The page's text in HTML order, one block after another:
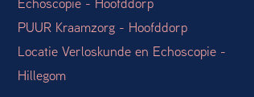
PUUR Kraamzorg - Hoofddorp
Locatie Verloskunde en Echoscopie -
Hillegom